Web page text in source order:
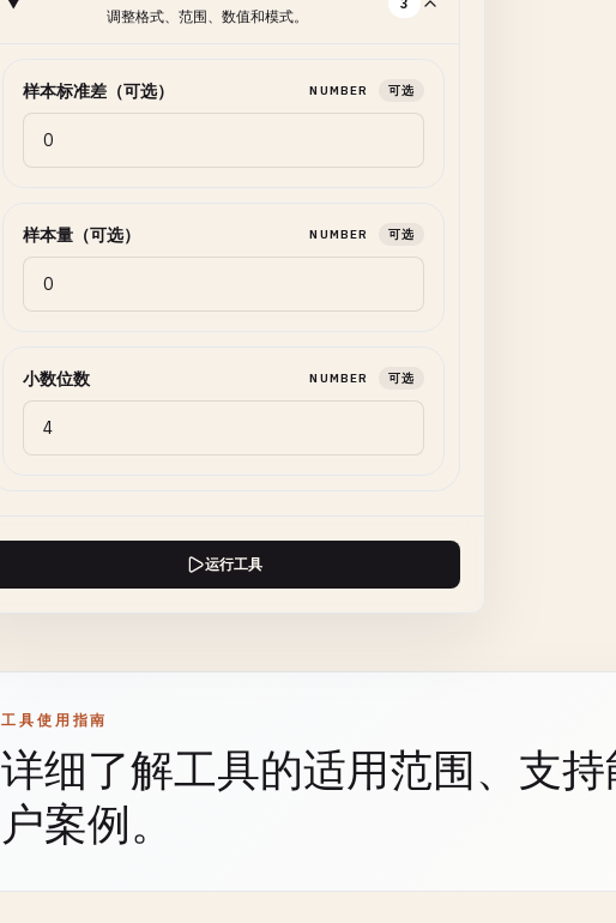
调整格式、范围、数值和模式。
样本标准差（可选） NUMBER 可选
样本量（可选） NUMBER 可选
小数位数 NUMBER 可选
运行工具
工具使用指南
详细了解工具的适用范围、支持
户案例。